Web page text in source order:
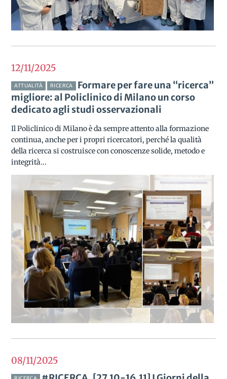
12/112025
ATTUALITÀ RICERCA
Formare per fare una “ricerca”
migliore: al Policlinico di Milano un corso
dedicato agli studi osservazionali
Il Policlinico di Milano è da sempre attento alla formazione
continua, anche per i propri ricercatori, perché la qualità
della ricerca si costruisce con conoscenze solide, metodo e
integrità...
08/112025